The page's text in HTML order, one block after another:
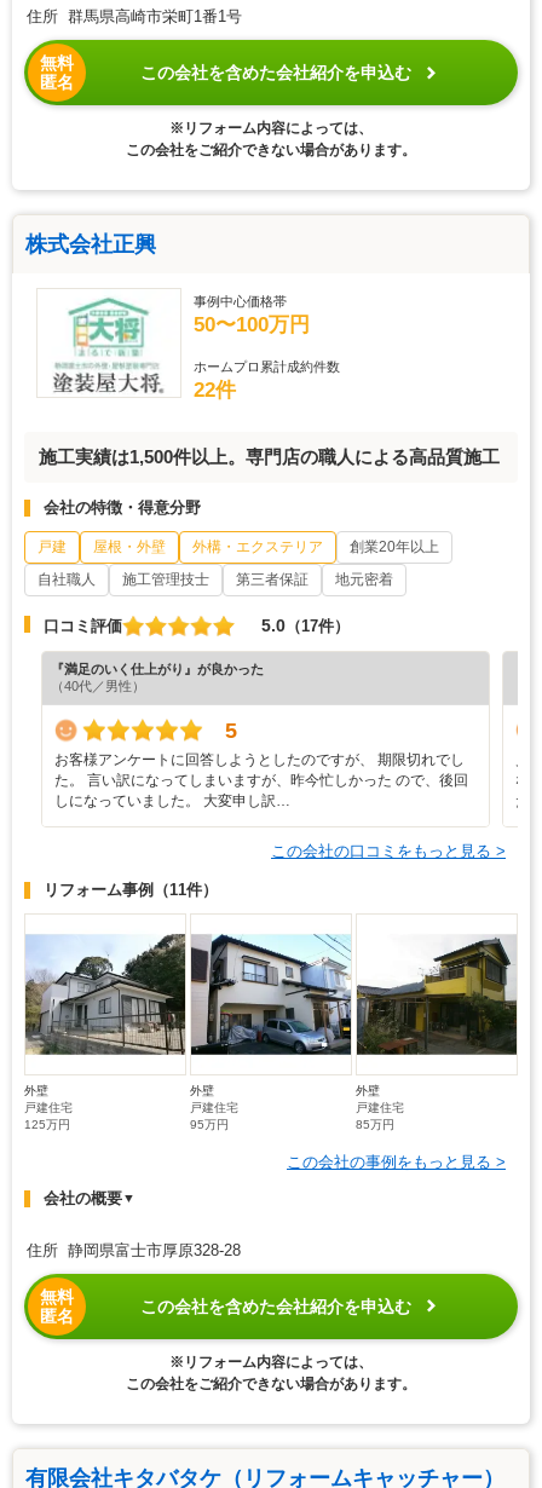
住所 群馬県高崎市栄町1番1号
無料
匿名
この会社を含めた会社紹介を申込む
※リフォーム内容によっては、
この会社をご紹介できない場合があります。
株式会社正興
事例中心価格帯
50〜100万円
ホームプロ累計成約件数
22件
施工実績は1,500件以上。専門店の職人による高品質施工
会社の特徴・得意分野
戸建 屋根・外壁 外構・エクステリア
創業20年以上
自社職人
施工管理技士 第三者保証 地元密着
口コミ評価 5.0 （17件）
『満足のいく仕上がり』が良かった
（40代／男性）
5
お客様アンケートに回答しようとしたのですが、 期限切れでし
た。 言い訳になってしまいますが、昨今忙しかった ので、後回
しになっていました。 大変申し訳…
な
た
この会社の口コミをもっと見る >
リフォーム事例 （11件）
外壁
戸建住宅
125万円
外壁
戸建住宅
95万円
外壁
戸建住宅
85万円
この会社の事例をもっと見る >
会社の概要▼
住所 静岡県富士市厚原328-28
無料
匿名
この会社を含めた会社紹介を申込む
※リフォーム内容によっては、
この会社をご紹介できない場合があります。
有限会社キタバタケ（リフォームキャッチャー）